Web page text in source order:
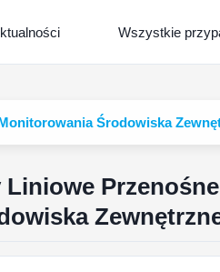
Wszystkie
Środowiska